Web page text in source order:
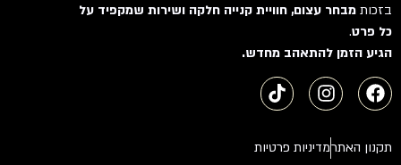
בזכותמבחר עצום, חוויית קנייה חלקה ושירות שמקפיד על
כל פרט.
הגיע הזמן להתאהב מחדש.
תקנון האתרמדיניות פרטיות